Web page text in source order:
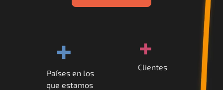
+
Países en los
que estamos
+
Clientes